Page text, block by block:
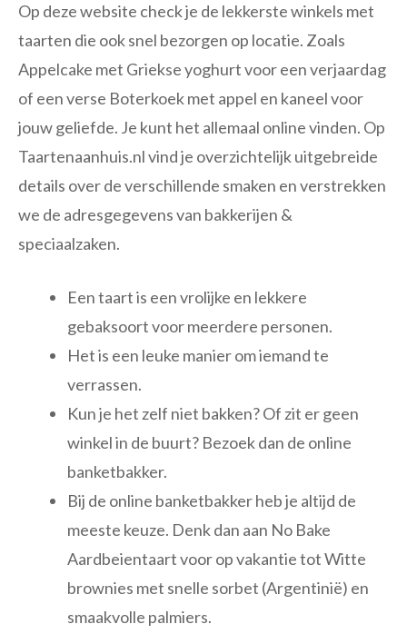
Op deze website check je de lekkerste winkels met
taarten die ook snel bezorgen op locatie. Zoals
Appelcake met Griekse yoghurt voor een verjaardag
of een verse Boterkoek met appel en kaneel voor
jouw geliefde. Je kunt het allemaal online vinden. Op
Taartenaanhuis.nl vind je overzichtelijk uitgebreide
details over de verschillende smaken en verstrekken
we de adresgegevens van bakkerijen &
speciaalzaken.
Een taart is een vrolijke en lekkere
gebaksoort voor meerdere personen.
Het is een leuke manier om iemand te
verrassen.
Kun je het zelf niet bakken? Of zit er geen
winkel in de buurt? Bezoek dan de online
banketbakker.
Bij de online banketbakker heb je altijd de
meeste keuze. Denk dan aan No Bake
Aardbeientaart voor op vakantie tot Witte
brownies met snelle sorbet (Argentinië) en
smaakvolle palmiers.